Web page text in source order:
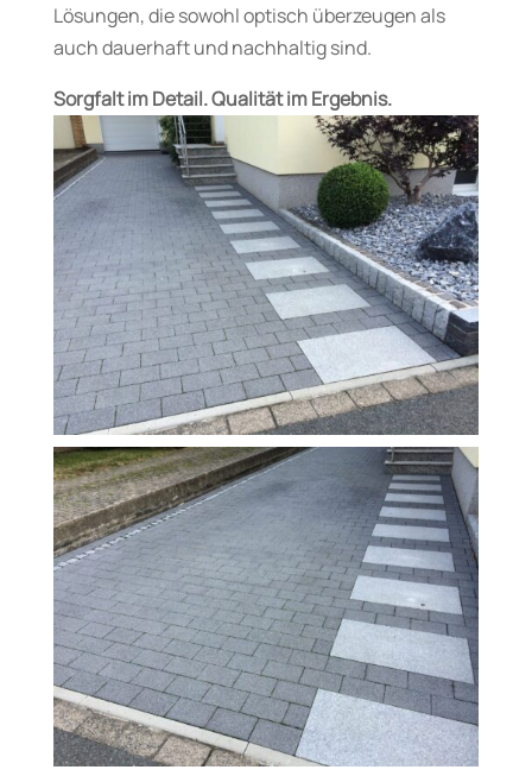
Lösungen, die sowohl optisch überzeugen als
auch dauerhaft und nachhaltig sind.
Sorgfalt im Detail. Qualität im Ergebnis.